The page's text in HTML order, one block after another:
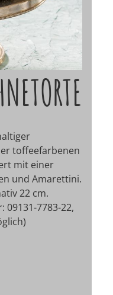
toffeefarbenen
mit einer
und Amarettini.
22 cm.
7783-22,